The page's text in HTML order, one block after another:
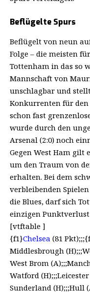
Beflügelte Spurs
Beflügelt von neun
Folge – die meisten
Tottenham in das so
Mannschaft von
unschlagbar und
Konkurrenten für den
schon fast
wurde durch den
Arsenal (2:0) noch
Gegen West Ham gilt
um den Traum von
erhalten. Bei dem
verbleibenden
die Blues, darf sich
einzigen
[vtftable ]
{f1}Chelsea (81
Middlesbrough
West Brom
Watford
Sunderland (H);;;Hull